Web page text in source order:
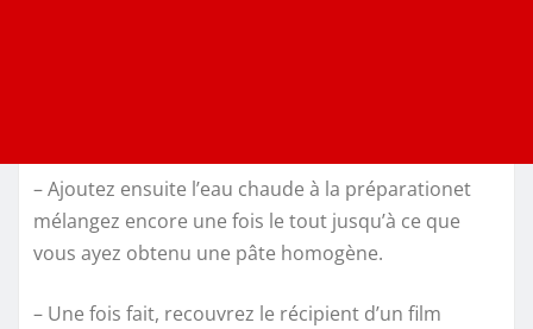
– Ajoutez ensuite l’eau chaude à la préparationet
mélangez encore une fois le tout jusqu’à ce que
vous ayez obtenu une pâte homogène.
– Une fois fait, recouvrez le récipient d’un film